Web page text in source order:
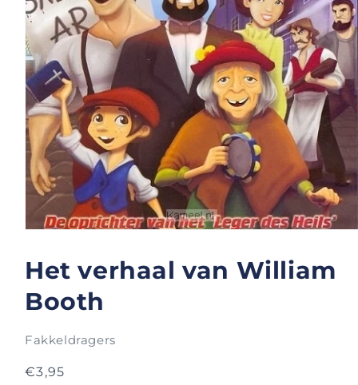
in
modaal
Het verhaal van William
Booth
Fakkeldragers
Normale
€3,95